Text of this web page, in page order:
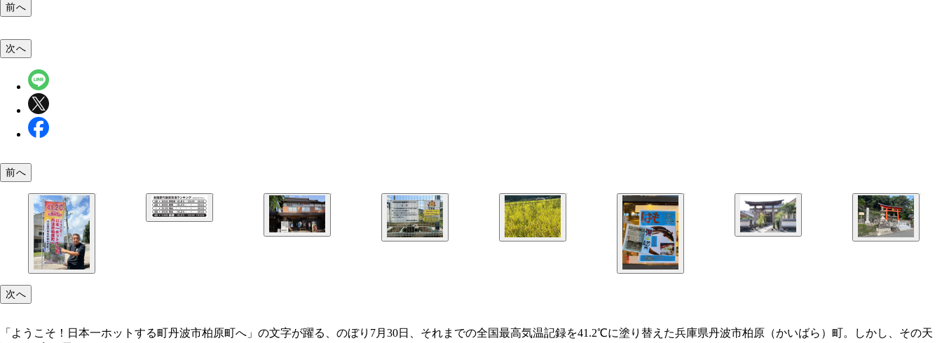
前へ
次へ
前へ
次へ
「ようこそ！日本一ホットする町丹波市柏原町へ」の文字が躍る、のぼり7月30日、それまでの全国最高気温記録を41.2℃に塗り替えた兵庫県丹波市柏原（かいばら）町。しかし、その天